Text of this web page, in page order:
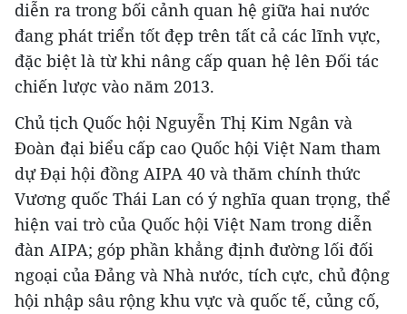
diễn ra trong bối cảnh quan hệ giữa hai nước
đang phát triển tốt đẹp trên tất cả các lĩnh vực,
đặc biệt là từ khi nâng cấp quan hệ lên Đối tác
chiến lược vào năm 2013.
Chủ tịch Quốc hội Nguyễn Thị Kim Ngân và
Đoàn đại biểu cấp cao Quốc hội Việt Nam tham
dự Đại hội đồng AIPA 40 và thăm chính thức
Vương quốc Thái Lan có ý nghĩa quan trọng, thể
hiện vai trò của Quốc hội Việt Nam trong diễn
đàn AIPA; góp phần khẳng định đường lối đối
ngoại của Đảng và Nhà nước, tích cực, chủ động
hội nhập sâu rộng khu vực và quốc tế, củng cố,